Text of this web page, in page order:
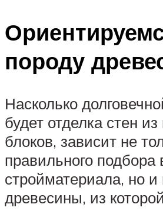
породу
Насколько
будет отделка стен
блоков, зависит не
правильного подбора
стройматериала, но
древесины, из